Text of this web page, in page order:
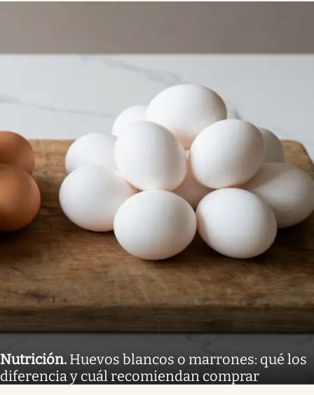
Nutrición. Huevos blancos o marrones: qué los
diferencia y cuál recomiendan comprar